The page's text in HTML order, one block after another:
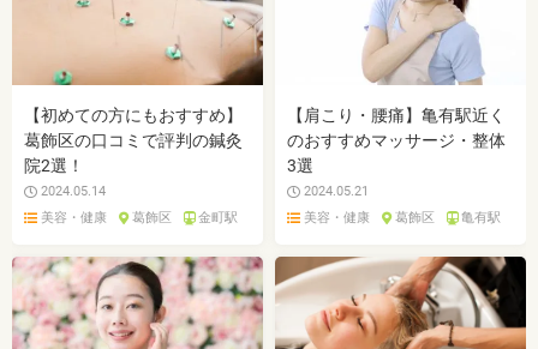
【初めての方にもおすすめ】
葛飾区の口コミで評判の鍼灸
院2選！
2024.05.14
美容・健康
葛飾区 金町駅
【肩こり・腰痛】亀有駅近く
のおすすめマッサージ・整体
3選
2024.05.21
美容・健康
葛飾区 亀有駅